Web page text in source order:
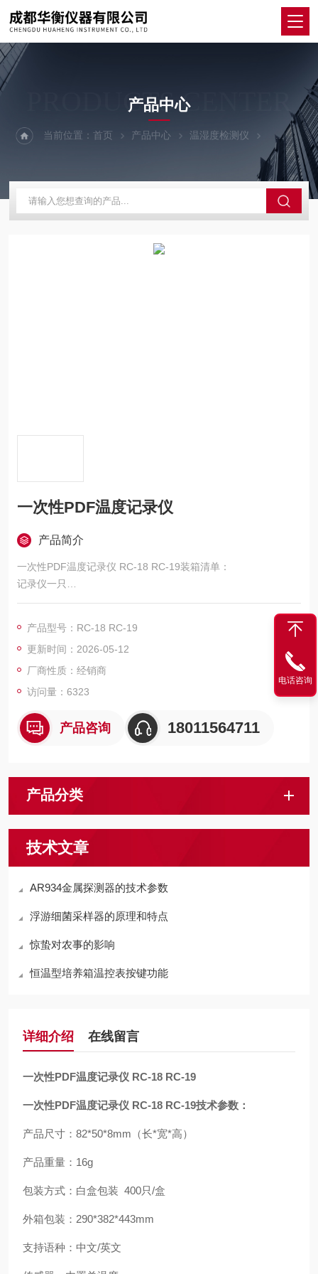
PRODUCTS CENTER
产品中心
当前位置：首页 产品中心 温湿度检测仪 PDF温湿
一次性PDF温度记录仪
产品简介
一次性PDF温度记录仪 RC-18 RC-19装箱清单：
记录仪一只
使用说明书一份
信息等级标签1份
产品型号：RC-18 RC-19
更新时间：2026-05-12
厂商性质：经销商
访问量：6323
产品咨询 18011564711
产品分类
技术文章
AR934金属探测器的技术参数
浮游细菌采样器的原理和特点
惊蛰对农事的影响
恒温型培养箱温控表按键功能
详细介绍 在线留言
一次性PDF温度记录仪 RC-18 RC-19
一次性PDF温度记录仪 RC-18 RC-19技术参数：
产品尺寸： 82*50*8mm （长*宽*高）
产品重量： 16g
包装方式：白盒包装 400只/盒
外箱包装： 290*382*443mm
支持语种：中文/英文
电话咨询